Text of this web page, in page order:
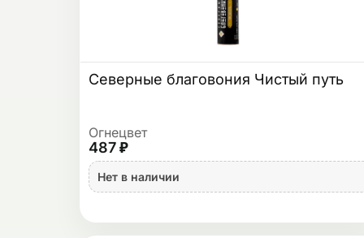
Северные благовония Чистый путь
Огнецвет
487 ₽
Нет в наличии